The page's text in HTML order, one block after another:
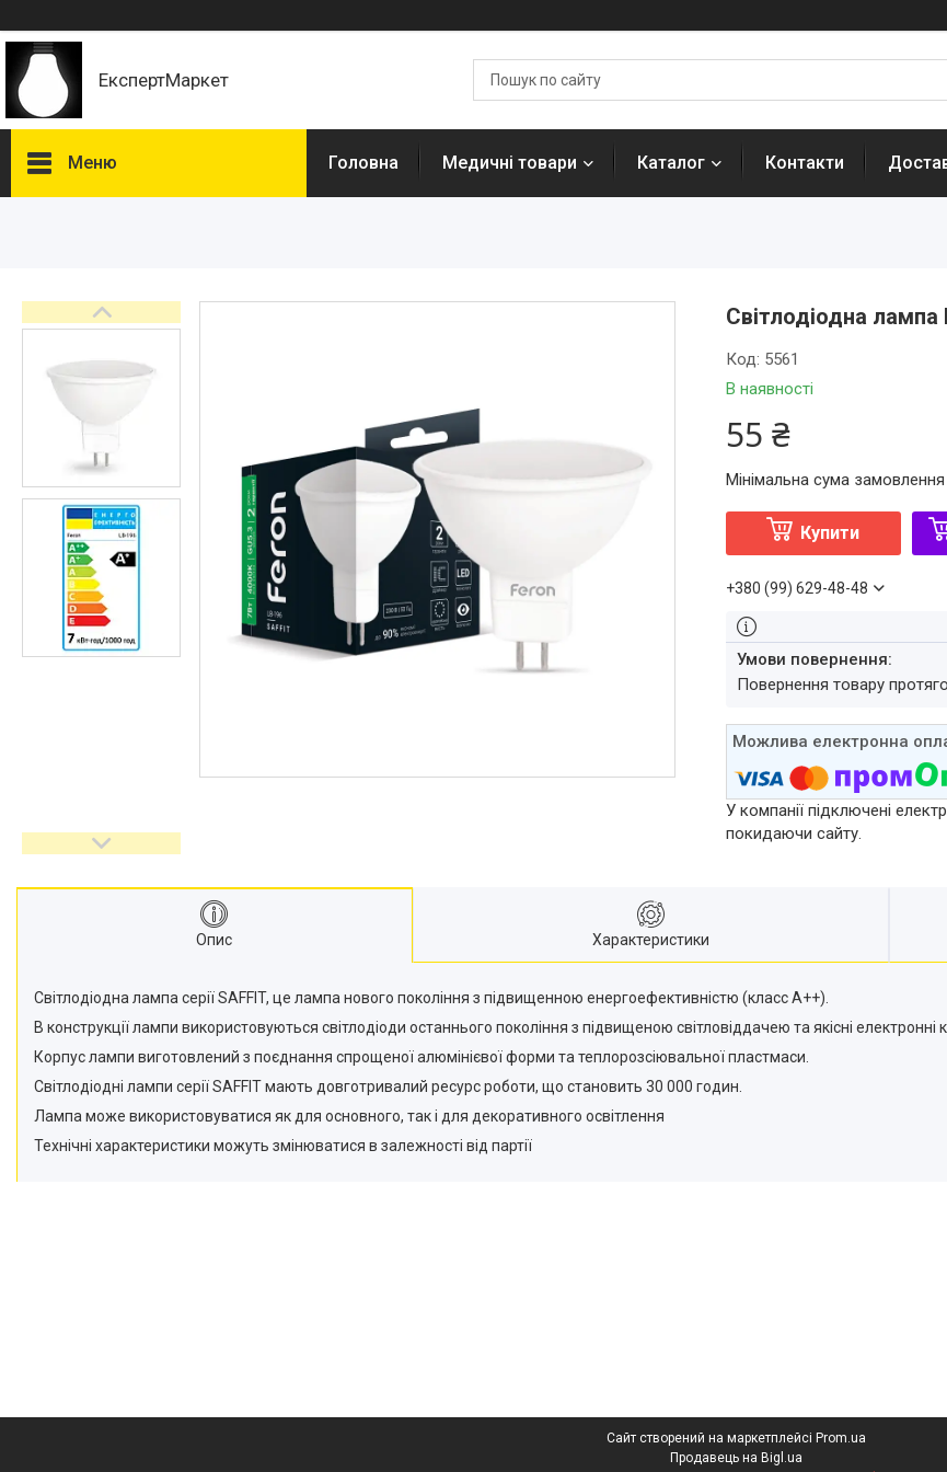
ЕкспертМаркет
Меню
Штативи для інфузій
Електротовари комплектуючі
Нефростоми
Кошики для літотрипсії
Акцентне освітлення
Напрямляючі провідники
Реанімація
Прожекторі
Кожухи сечоводу
Декоративне освітлення
Гнучкі ЛОР ендоскопи
Приліжкові медичні столики
Ендоскопічні освітлювачі
Медичні товари
Головна Медичні товари Каталог Контакти
Світлодіодна лампа
В наявності
Код: 5561
55 ₴
Мінімальна сума
Купити
+380 (99) 629-48-48
повернення товару
У компанії підключені
покидаючи сайту.
Опис Характеристики
Світлодіодна лампа серії SAFFIT, це лампа нового покоління з підвищенною енергоефективністю (класс А++).
В конструкції лампи використовуються світлодіоди останнього покоління з підвищеною світловіддачею та якісні
Корпус лампи виготовлений з поєднання спрощеної алюмінієвої форми та теплорозсіювальної пластмаси.
Світлодіодні лампи серії SAFFIT мають довготривалий ресурс роботи, що становить 30 000 годин.
Лампа може використовуватися як для основного, так і для декоративного освітлення
Технічні характеристики можуть змінюватися в залежності від партії
Сайт створений на маркетплейсі Prom.ua
Продавець на Bigl.ua